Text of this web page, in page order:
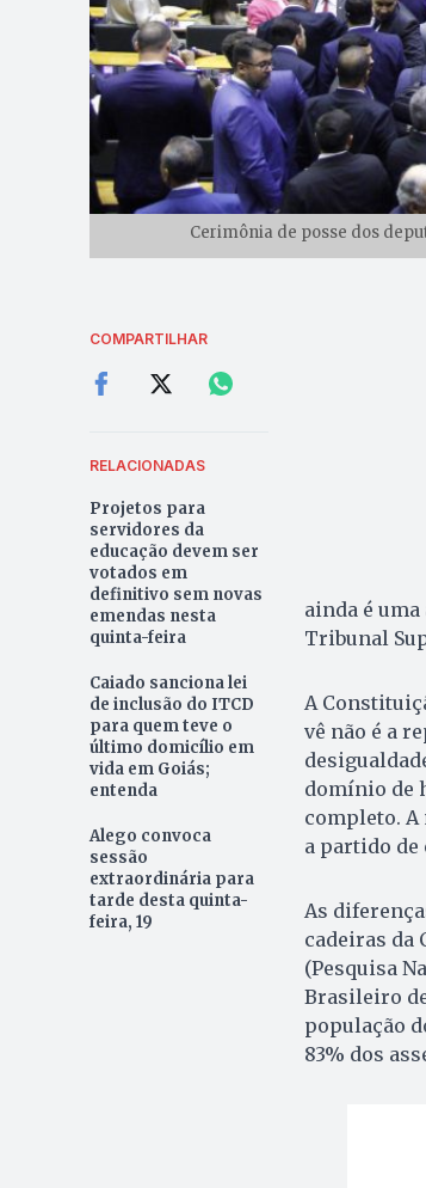
Cerimônia de posse dos
COMPARTILHAR
RELACIONADAS
Projetos para
servidores da
educação devem ser
votados em
definitivo sem novas
emendas nesta
quinta-feira
Caiado sanciona lei
de inclusão do ITCD
para quem teve o
último domicílio em
vida em Goiás;
entenda
Alego convoca
sessão
extraordinária para
tarde desta quinta-
feira, 19
ainda é
Tribunal
A
vê não é a
domínio de
completo.
a partido
As
cadeiras da
(Pesquisa
Brasileiro
população
83% dos